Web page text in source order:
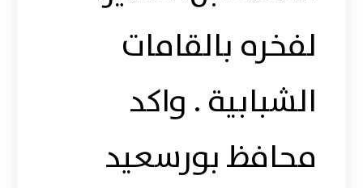
لفخره بالقامات
الشبابية . واكد
محافظ بورسعيد